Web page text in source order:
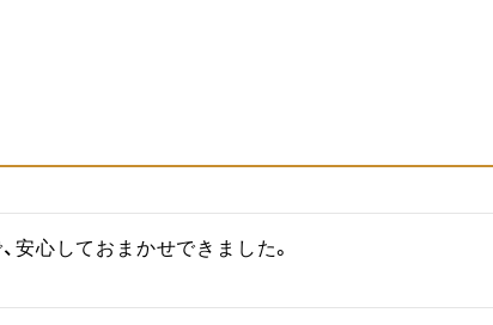
安心しておまかせできました。